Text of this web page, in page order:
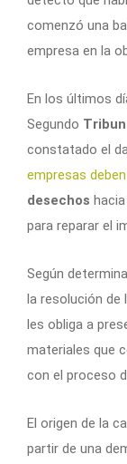
comenzó una
empresa en la
En los últimos
Segundo
constatado el
empresas
desechos
para reparar el
Según
la resolución de
les obliga a
materiales que
con el proceso
El origen de la
partir de una